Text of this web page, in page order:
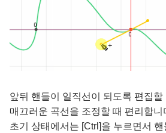
앞뒤 핸들이 일직선이 되도록 편집할
매끄러운 곡선을 조정할 때 편리합니
초기 상태에서는 [Ctrl]을 누르면서 핸